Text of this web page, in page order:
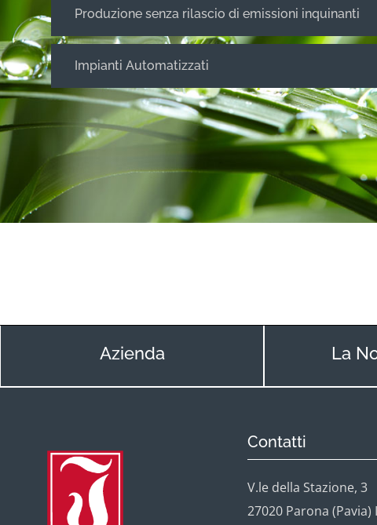
Produzione senza rilascio di emissioni inquinanti
Impianti Automatizzati
Azienda La
Contatti
V.le della Stazione, 3
27020 Parona (Pavia)